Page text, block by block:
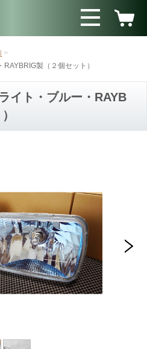
製（２個セット）
イト・ブルー・RAYB